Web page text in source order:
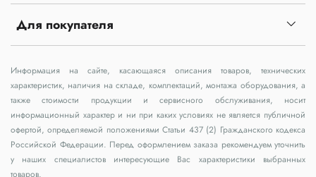
Для покупателя
Информация на сайте, касающаяся описания товаров, технических
характеристик, наличия на складе, комплектаций, монтажа оборудования, а
также стоимости продукции и сервисного обслуживания, носит
информационный характер и ни при каких условиях не является публичной
офертой, определяемой положениями Статьи 437 (2) Гражданского кодекса
Российской Федерации. Перед оформлением заказа рекомендуем уточнить
у наших специалистов интересующие Вас характеристики выбранных
товаров.